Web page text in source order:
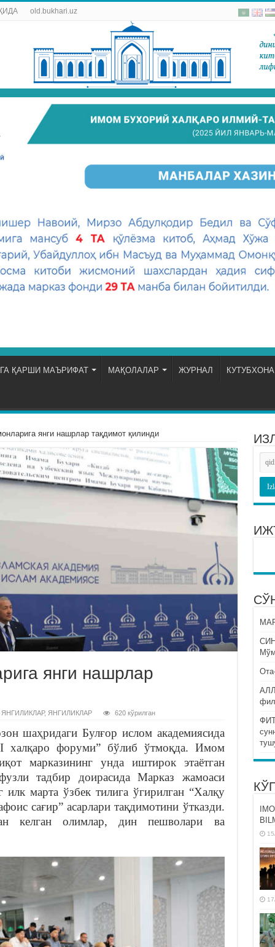
old.bukhari.uz
ҚАРШИ МАЪРИФАТ МАҚОЛАЛАР ЖУРНАЛ КУТУБХОНА
янги нашрлар тақдимот қилинди
янги нашрлар
, ЯНГИЛИКЛАР 620 кўрилган
шаҳридаги Булғор ислом академиясида
халқаро форуми” бўлиб ўтмоқда. Имом
марказининг унда иштирок этаётган
тадбир доирасида Марказ жамоаси
марта ўзбек тилига ўгирилган “Халқу
сағир” асарлари тақдимотини ўтказди.
келган олимлар, дин пешволари ва
фил